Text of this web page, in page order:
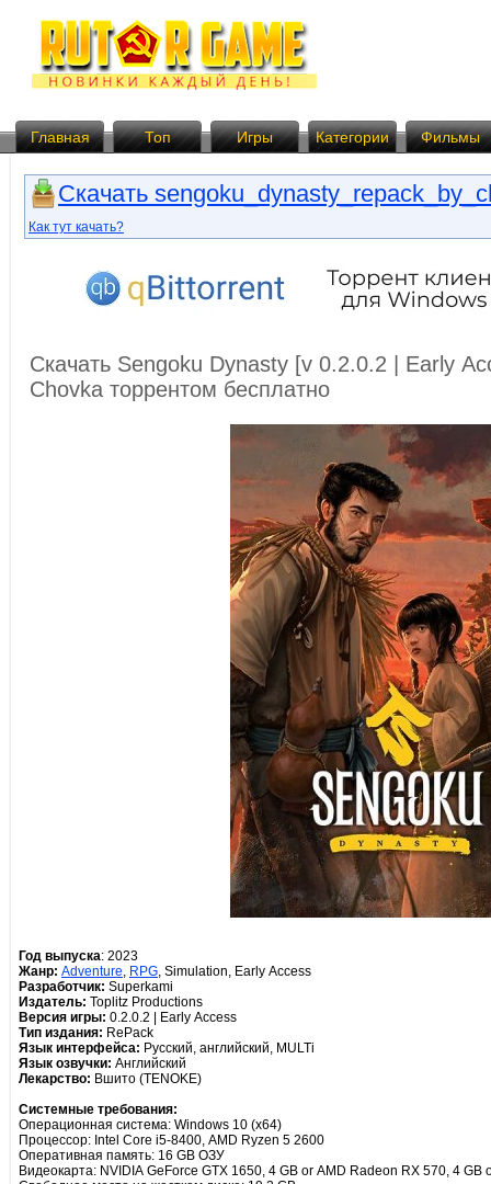
Главная Топ Игры Категории Фильмы
Скачать
Как тут качать?
Скачать Sengoku Dynasty [v 0.2.0.2 | Early
Chovka торрентом бесплатно
Год выпуска: 2023
Жанр: Adventure, RPG, Simulation, Early Access
Разработчик: Superkami
Издатель: Toplitz Productions
Версия игры: 0.2.0.2 | Early Access
Тип издания: RePack
Язык интерфейса: Русский, английский, MULTi
Язык озвучки: Английский
Лекарство: Вшито (TENOKE)
Системные требования:
Операционная система: Windows 10 (x64)
Процессор: Intel Core i5-8400, AMD Ryzen 5 2600
Оперативная память: 16 GB ОЗУ
Видеокарта: NVIDIA GeForce GTX 1650, 4 GB or AMD Radeon RX 570, 4 GB